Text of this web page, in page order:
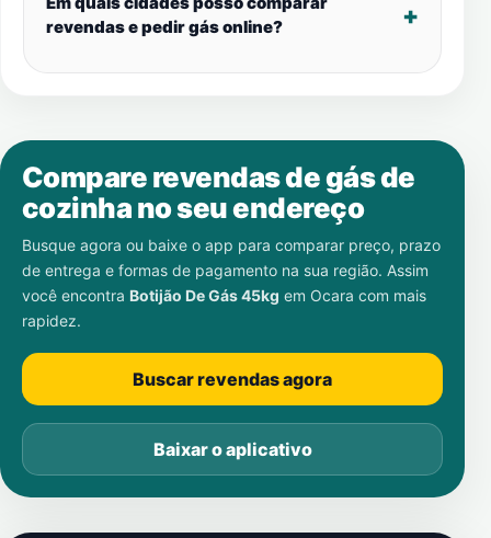
revendas e pedir gás online?
Compare revendas de gás de
cozinha no seu endereço
Busque agora ou baixe o app para comparar preço, prazo
de entrega e formas de pagamento na sua região. Assim
você encontra Botijão De Gás 45kg em Ocara com mais
rapidez.
Buscar revendas agora
Baixar o aplicativo